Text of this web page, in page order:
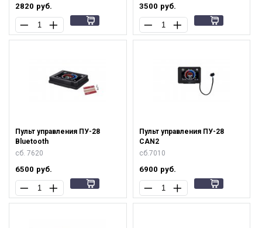
2820 руб. 3500 руб.
Пульт управления ПУ-28
Bluetooth
сб. 7620
6500 руб.
Пульт управления ПУ-28
CAN2
сб.7010
6900 руб.